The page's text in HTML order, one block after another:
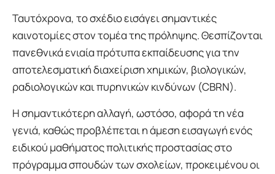
Ταυτόχρονα, το σχέδιο εισάγει σημαντικές
καινοτομίες στον τομέα της πρόληψης. Θεσπίζονται
πανεθνικά ενιαία πρότυπα εκπαίδευσης για την
αποτελεσματική διαχείριση χημικών, βιολογικών,
ραδιολογικών και πυρηνικών κινδύνων (CBRN).
Η σημαντικότερη αλλαγή, ωστόσο, αφορά τη νέα
γενιά, καθώς προβλέπεται η άμεση εισαγωγή ενός
ειδικού μαθήματος πολιτικής προστασίας στο
πρόγραμμα σπουδών των σχολείων, προκειμένου οι